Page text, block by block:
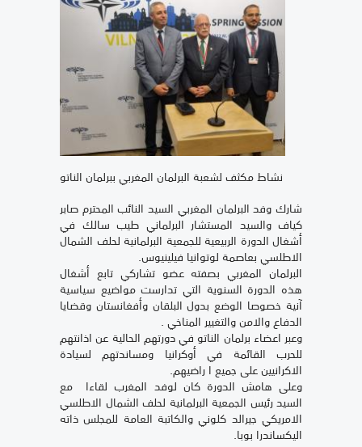
نشاط مكثف لشعبة البرلمان المغربي ببرلمان الناتو
شارك وفد البرلمان المغربي السيد النائب المحترم صابر
كياف والسيد المستشار البرلماني طيب سالك في
أشغال الدورة الربيعية للجمعية البرلمانية لحلف الشمال
الاطلسي بعاصمة لوتوانيا فيلينيوس.
البرلمان المغربي بصفته عضو تشاركي تابع أشغال
هذه الدورة السنوية التي تدارست مواضيع سياسية
آنية خصوصا الوضع بدول البلقان وأفغانستان وقضايا
الدفاع والامن والتغيير المناخي .
وعبر اعضاء برلمان الناتو في دورتهم الحالية عن اذانتهم
للحرب القائمة في أوكرانيا ومساندتهم لسيادة
الاكرانيين على جميع ا راضيهم.
وعلى هامش الدورة كان لوفد المغرب لقاءا مع
السيد رئيس الجمعية البرلمانية لحلف الشمال الاطلسي
الامريكي جيرالد كلوني والكاتبة العامة للمجلس ذاته
اليكساندرا بوبا.